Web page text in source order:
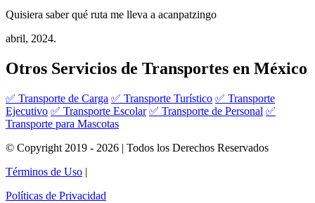
Quisiera saber qué ruta me lleva a acanpatzingo
abril, 2024.
Otros Servicios de Transportes en México
✅ Transporte de Carga ✅ Transporte Turístico ✅ Transporte
Ejecutivo ✅ Transporte Escolar ✅ Transporte de Personal ✅
Transporte para Mascotas
© Copyright 2019 - 2026 | Todos los Derechos Reservados
Términos de Uso |
Políticas de Privacidad